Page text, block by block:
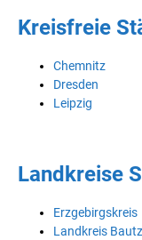
Kreisfreie
Chemnitz
Dresden
Leipzig
Landkreise
Erzgebirgskreis
Landkreis